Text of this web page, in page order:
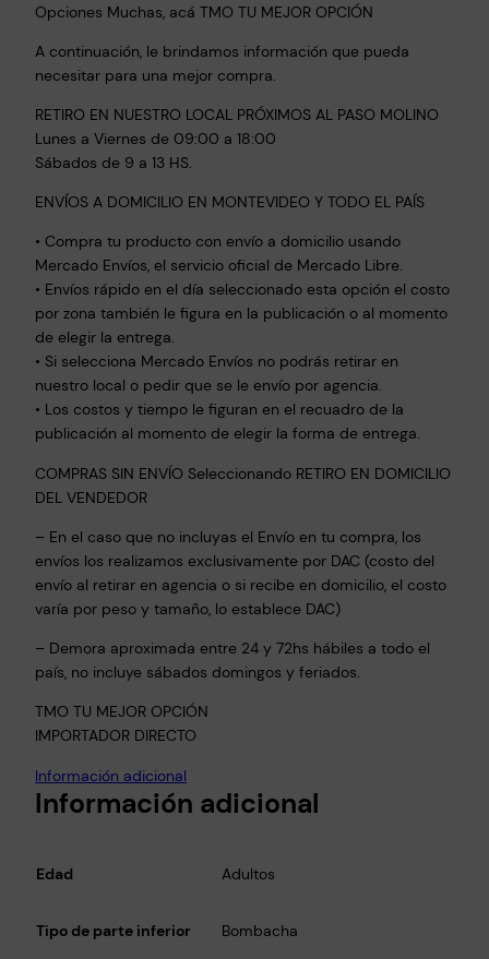
Opciones Muchas, acá TMO TU MEJOR OPCIÓN
A continuación, le brindamos información que pueda
necesitar para una mejor compra.
RETIRO EN NUESTRO LOCAL PRÓXIMOS AL PASO MOLINO
Lunes a Viernes de 09:00 a 18:00
Sábados de 9 a 13 HS.
ENVÍOS A DOMICILIO EN MONTEVIDEO Y TODO EL PAÍS
• Compra tu producto con envío a domicilio usando
Mercado Envíos, el servicio oficial de Mercado Libre.
• Envíos rápido en el día seleccionado esta opción el costo
por zona también le figura en la publicación o al momento
de elegir la entrega.
• Si selecciona Mercado Envíos no podrás retirar en
nuestro local o pedir que se le envío por agencia.
• Los costos y tiempo le figuran en el recuadro de la
publicación al momento de elegir la forma de entrega.
COMPRAS SIN ENVÍO Seleccionando RETIRO EN DOMICILIO
DEL VENDEDOR
– En el caso que no incluyas el Envío en tu compra, los
envíos los realizamos exclusivamente por DAC (costo del
envío al retirar en agencia o si recibe en domicilio, el costo
varía por peso y tamaño, lo establece DAC)
– Demora aproximada entre 24 y 72hs hábiles a todo el
país, no incluye sábados domingos y feriados.
TMO TU MEJOR OPCIÓN
IMPORTADOR DIRECTO
Información adicional
Información adicional
Edad Adultos
Tipo de parte inferior Bombacha